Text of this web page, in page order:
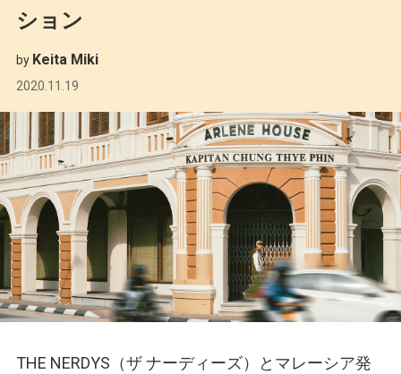
ション
by Keita Miki
2020.11.19
THE NERDYS（ザ ナーディーズ）とマレーシア発